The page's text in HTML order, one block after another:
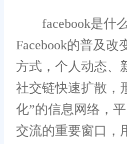
facebook是什
Facebook的普及改
方式，个人动态、
社交链快速扩散，
化”的信息网络，
交流的重要窗口，